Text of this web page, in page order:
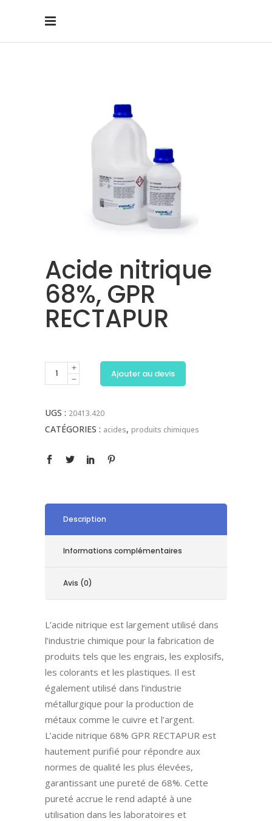
Acide nitrique
68%, GPR
RECTAPUR
Ajouter au devis
UGS : 20413.420
CATÉGORIES : acides, produits chimiques
Description
Informations complémentaires
Avis (0)
L’acide nitrique est largement utilisé dans
l’industrie chimique pour la fabrication de
produits tels que les engrais, les explosifs,
les colorants et les plastiques. Il est
également utilisé dans l’industrie
métallurgique pour la production de
métaux comme le cuivre et l’argent.
L’acide nitrique 68% GPR RECTAPUR est
hautement purifié pour répondre aux
normes de qualité les plus élevées,
garantissant une pureté de 68%. Cette
pureté accrue le rend adapté à une
utilisation dans les laboratoires et